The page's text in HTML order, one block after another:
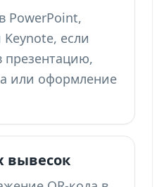
PowerPoint,
если
презентацию,
или оформление
вывесок